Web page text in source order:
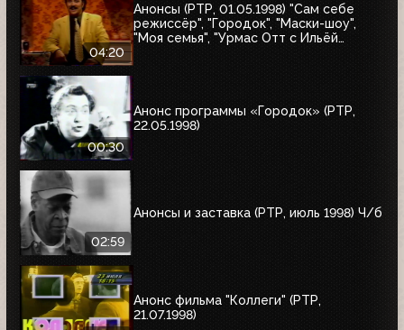
04:20
Анонсы (РТР, 01.05.1998) "Сам себе
режиссёр", "Городок", "Маски-шоу",
"Моя семья", "Урмас Отт с Ильёй
00:30
Анонс программы «Городок» (РТР,
22.05.1998)
02:59
Анонсы и заставка (РТР, июль 1998) Ч/б
Анонс фильма "Коллеги" (РТР,
21.07.1998)